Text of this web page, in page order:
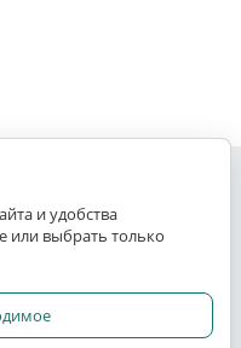
и удобства
или выбрать только